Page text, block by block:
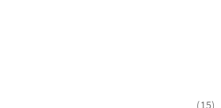
15